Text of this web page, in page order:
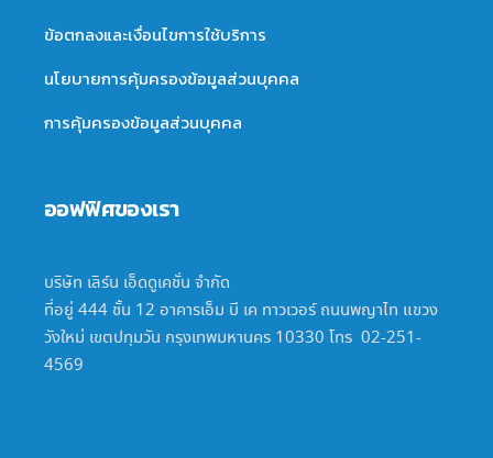
ข้อตกลงและเงื่อนไขการใช้บริการ
นโยบายการคุ้มครองข้อมูลส่วนบุคคล
การคุ้มครองข้อมูลส่วนบุคคล
ออฟฟิศของเรา
บริษัท เลิร์น เอ็ดดูเคชั่น จำกัด
ที่อยู่ 444 ชั้น 12 อาคารเอ็ม บี เค ทาวเวอร์ ถนนพญาไท แขวง
วังใหม่ เขตปทุมวัน กรุงเทพมหานคร 10330 โทร 02-251-
4569